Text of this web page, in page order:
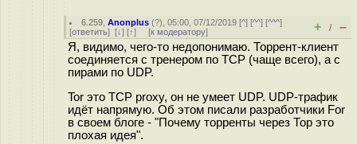
6.259 ,Anonplus (?), 05:00, 07/12/2019 [^] [^^] [^^^]
[ответить] [↓] [↑] [к модератору] + / –
Я, видимо, чего-то недопонимаю. Торрент-клиент
соединяется с тренером по TCP (чаще всего), а с
пирами по UDP.
Tor это TCP proxy, он не умеет UDP. UDP-трафик
идёт напрямую. Об этом писали разработчики For
в своем блоге - "Почему торренты через Тор это
плохая идея".